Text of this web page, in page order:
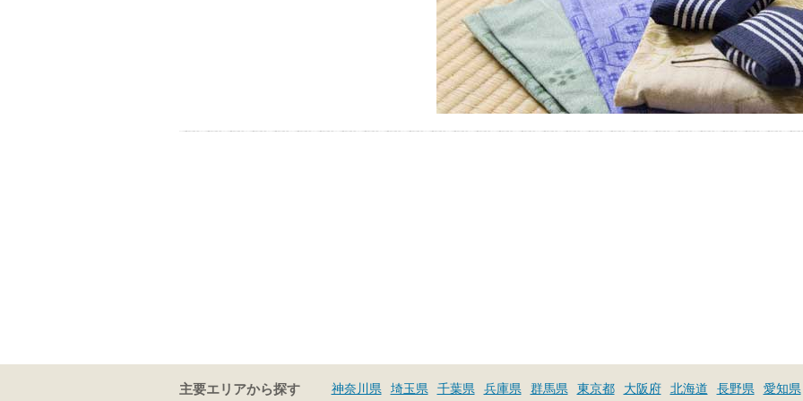
主要エリアから探す 神奈川県 埼玉県 千葉県 兵庫県 群馬県 東京都 大阪府 北海道 長野県 愛知県